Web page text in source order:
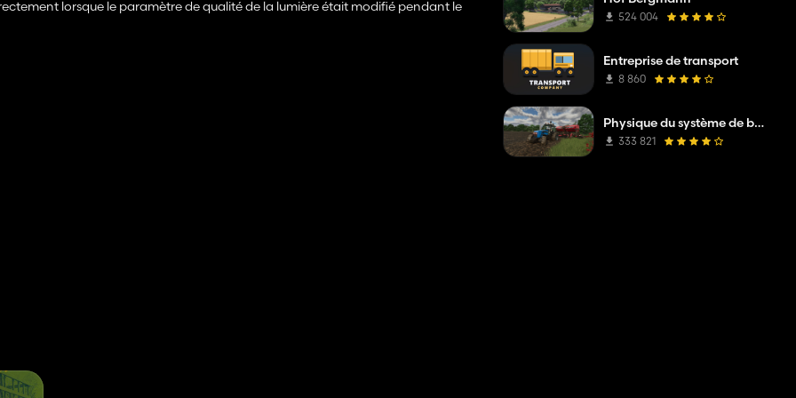
lorsque le paramètre de qualité de la lumière était modifié pendant le
avec les assistants IA sur les champs de canola
au feuillage des cultures à partir de map.xml
524 004
Entreprise de transport
8 860
Physique du système de boue
333 821